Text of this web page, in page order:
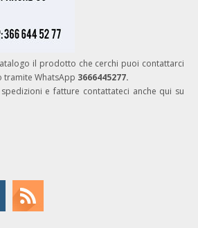
il prodotto che cerchi puoi contattarci
tramite WhatsApp 3666445277.
e fatture contattateci anche qui su